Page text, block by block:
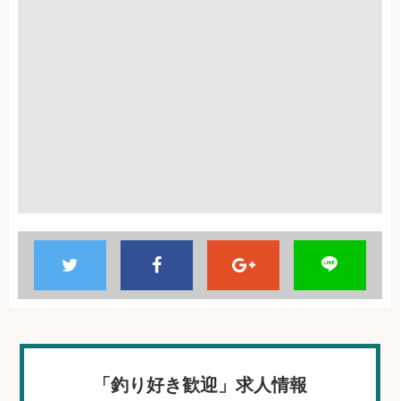
「釣り好き歓迎」求人情報